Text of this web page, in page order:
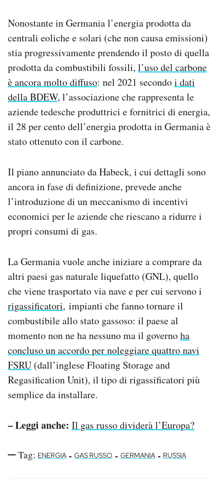
Nonostante in Germania l’energia prodotta da
centrali eoliche e solari (che non causa emissioni)
stia progressivamente prendendo il posto di quella
prodotta da combustibili fossili, l’uso del carbone
è ancora molto diffuso: nel 2021 secondoi dati
della BDEW, l’associazione che rappresenta le
aziende tedesche produttrici e fornitrici di energia,
il 28 per cento dell’energia prodotta in Germania è
stato ottenuto con il carbone.
Il piano annunciato da Habeck, i cui dettagli sono
ancora in fase di definizione, prevede anche
l’introduzione di un meccanismo di incentivi
economici per le aziende che riescano a ridurre i
propri consumi di gas.
La Germania vuole anche iniziare a comprare da
altri paesi gas naturale liquefatto (GNL), quello
che viene trasportato via nave e per cui servono i
rigassificatori, impianti che fanno tornare il
combustibile allo stato gassoso: il paese al
momento non ne ha nessuno ma il governoha
concluso un accordo per noleggiare quattro navi
FSRU (dall’inglese Floating Storage and
Regasification Unit), il tipo di rigassificatori più
semplice da installare.
– Leggi anche: Il gas russo dividerà l’Europa?
Tag: ENERGIA - GAS RUSSO - GERMANIA - RUSSIA